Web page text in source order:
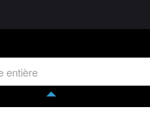
Savoir-faire